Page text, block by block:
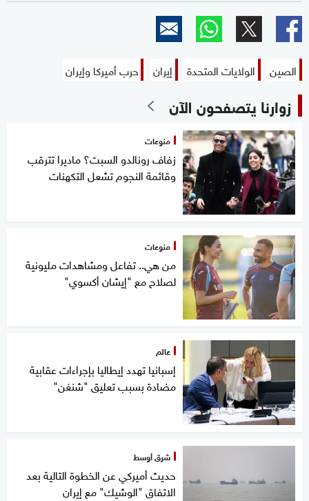
الصين الولايات المتحدة إيران حرب أميركا وإيران
زوارنا يتصفحون الآن
منوعات
زفاف رونالدو السبت؟ ماديرا تترقب
وقائمة النجوم تشعل التكهنات
منوعات
من هي.. تفاعل ومشاهدات مليونية
لصلاح مع "إيشان أكسوي"
عالم
إسبانيا تهدد إيطاليا بإجراءات عقابية
مضادة بسبب تعليق "شنغن"
شرق أوسط
حديث أميركي عن الخطوة التالية بعد
الاتفاق "الوشيك" مع إيران